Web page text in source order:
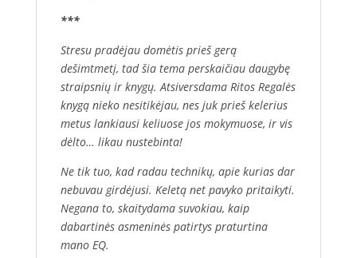
***
Stresu pradėjau domėtis prieš gerą
dešimtmetį, tad šia tema perskaičiau daugybę
straipsnių ir knygų. Atsiversdama Ritos Regalės
knygą nieko nesitikėjau, nes juk prieš kelerius
metus lankiausi keliuose jos mokymuose, ir vis
dėlto… likau nustebinta!
Ne tik tuo, kad radau technikų, apie kurias dar
nebuvau girdėjusi. Keletą net pavyko pritaikyti.
Negana to, skaitydama suvokiau, kaip
dabartinės asmeninės patirtys praturtina
mano EQ.